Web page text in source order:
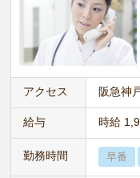
アクセス 阪急神
給与 時給
勤務時間 早番